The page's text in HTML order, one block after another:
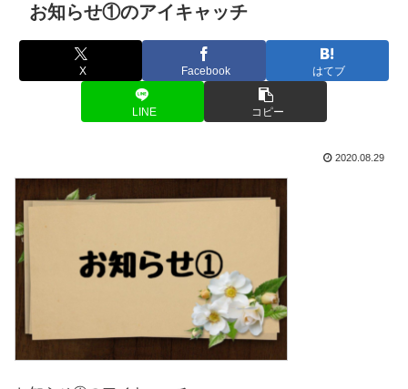
お知らせ①のアイキャッチ
X Facebook はてブ
LINE コピー
2020.08.29